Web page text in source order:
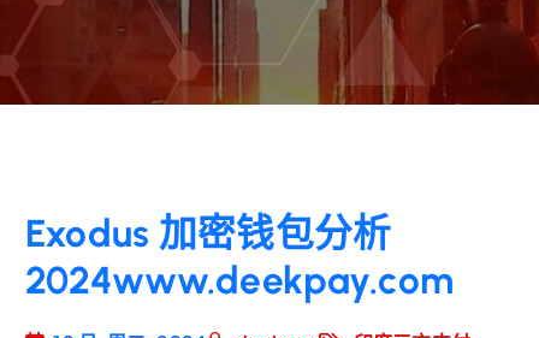
Exodus 加密钱包分析
2024www.deekpay.com